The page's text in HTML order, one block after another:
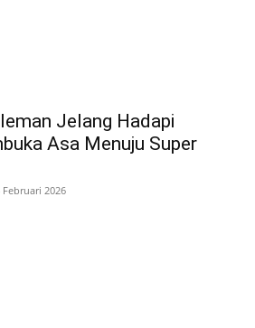
Jelang Hadapi
Asa Menuju Super
Februari 2026